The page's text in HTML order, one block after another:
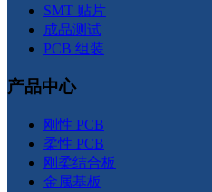
SMT 贴片
成品测试
PCB 组装
产品中心
刚性 PCB
柔性 PCB
刚柔结合板
金属基板